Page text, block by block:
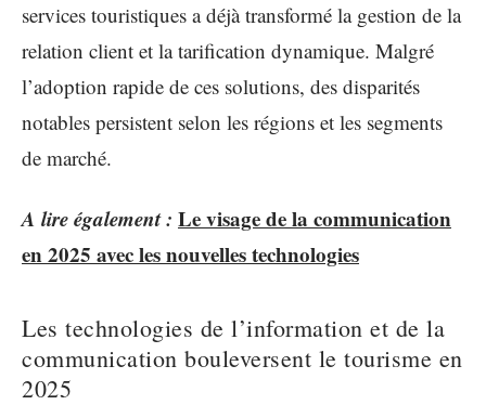
services touristiques a déjà transformé la gestion de la
relation client et la tarification dynamique. Malgré
l’adoption rapide de ces solutions, des disparités
notables persistent selon les régions et les segments
de marché.
A lire également : Le visage de la communication
en 2025 avec les nouvelles technologies
Les technologies de l’information et de la
communication bouleversent le tourisme en
2025